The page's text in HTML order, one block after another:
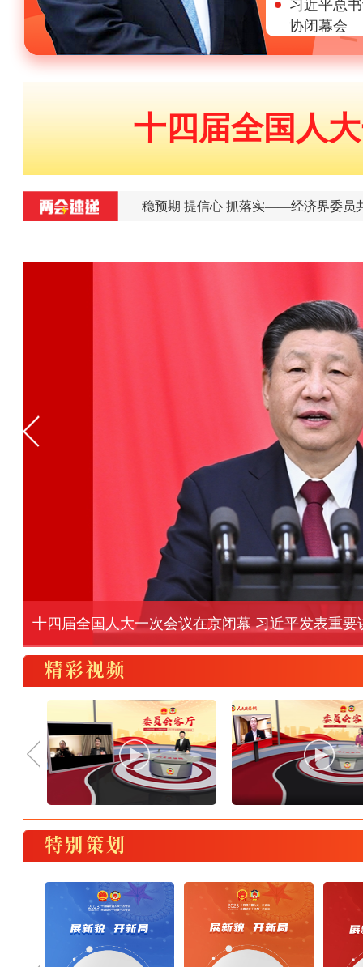
习近平总
协闭幕会
习近平总
新当选的
习近平总
第二次全
会
习近平总
表团审议
学习进行
习近平总
两会“微”
十年两会·
习近平时
领袖与人
表、委员
“这十年，
“这十年，
“这十年，
十四届全国人
工作报告 稳预期 提信心 抓落实——经济界委员共同关注民
全国政协十四届一次会议举行闭幕会